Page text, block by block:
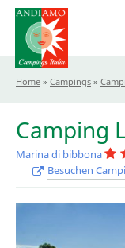
Home » Campings »
Camping
Marina di bibbona
Besuchen